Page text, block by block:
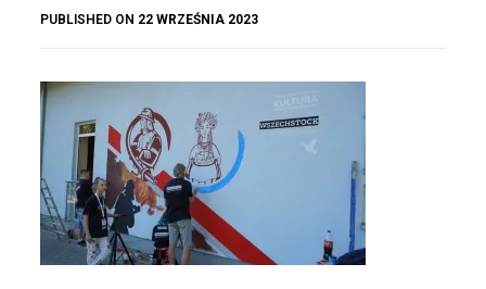
PUBLISHED ON 22 WRZEŚNIA 2023